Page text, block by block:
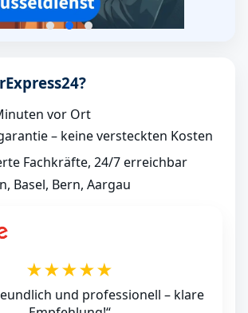
vor Ort
– keine versteckten Kosten
Fachkräfte, 24/7 erreichbar
Basel, Bern, Aargau
★★★★★
und professionell – klare